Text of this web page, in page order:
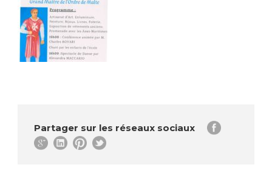
Partager sur les réseaux sociaux